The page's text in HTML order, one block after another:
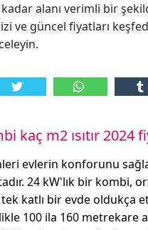
alanı verimli bir
ve güncel fiyatları
kaç m2 ısıtır 2024
evlerin konforunu
24 kW'lık bir kombi,
katlı bir evde oldukça
100 ila 160 metrekare